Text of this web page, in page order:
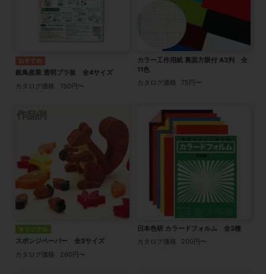
銀鳥産業 透明プラ板 全4サイズ
カタログ価格
150円〜
カラー工作用紙 裏面方眼付 A3判 全
11色
カタログ価格
75円〜
オリジナル
スポンジペーパー 全3サイズ
カタログ価格
260円〜
日本色研 カラードフォルム 全3種
カタログ価格
200円〜